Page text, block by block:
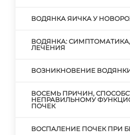
ВОДЯНКА ЯИЧКА У
ВОДЯНКА:
ЛЕЧЕНИЯ
ВОЗНИКНОВЕНИЕ
ВОСЕМЬ ПРИЧИН,
НЕПРАВИЛЬНОМУ
ПОЧЕК
ВОСПАЛЕНИЕ ПОЧЕК ПРИ